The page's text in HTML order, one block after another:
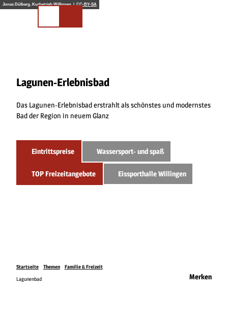
ZJonas Dülberg, Kurbetrieb Willingen |CC-BY-SA
Lagunen-Erlebnisbad
Das Lagunen-Erlebnisbad erstrahlt als schönstes und modernstes
Bad der Region in neuem Glanz
Eintrittspreise Wassersport- und spaß
TOP Freizeitangebote Eissporthalle Willingen
Startseite Themen
Familie & Freizeit
Lagunenbad
Merken